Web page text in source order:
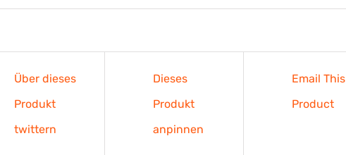
Über dieses
Produkt
twittern
Dieses
Produkt
anpinnen
Email This
Product